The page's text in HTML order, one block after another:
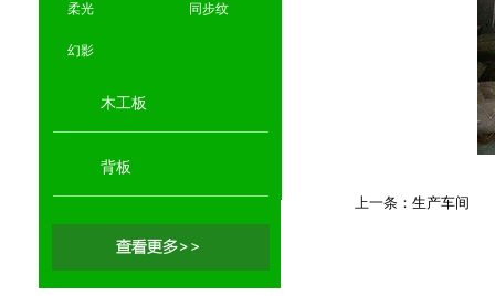
柔光 同步纹
幻影
木工板
背板
上一条： 生产车间